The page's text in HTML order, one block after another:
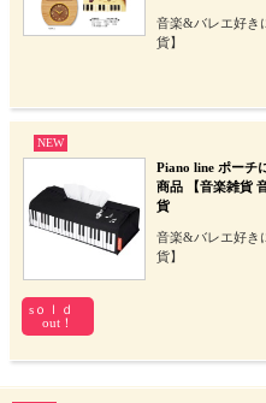
音楽&バレエ好き
貨】
NEW
Piano line ポーチ
商品 【音楽雑貨
貨
音楽&バレエ好き
貨】
sｏｌｄ
out！